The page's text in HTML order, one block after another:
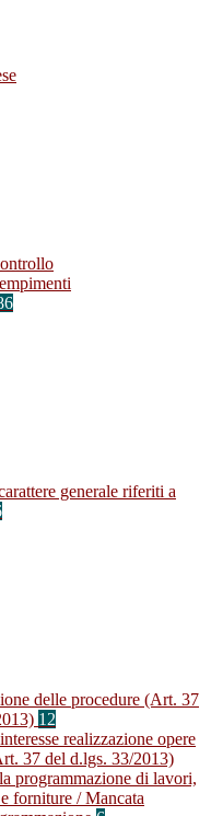
generale riferiti a
delle procedure (Art. 37
12
realizzazione opere
37 del d.lgs. 33/2013)
programmazione di lavori,
forniture / Mancata